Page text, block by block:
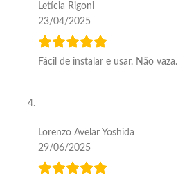
Letícia Rigoni
23/04/2025
Fácil de instalar e usar. Não vaza.
Lorenzo Avelar Yoshida
29/06/2025